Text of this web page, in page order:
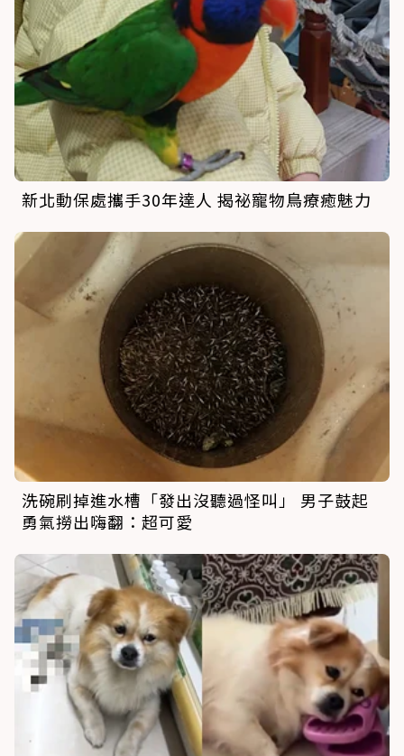
新北動保處攜手30年達人 揭祕寵物鳥療癒魅力
洗碗刷掉進水槽「發出沒聽過怪叫」 男子鼓起
勇氣撈出嗨翻：超可愛